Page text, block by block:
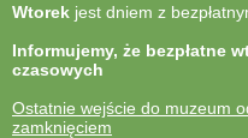
Wtorek jest dniem z
Informujemy, że bezpłatne
czasowych
Ostatnie wejście do muzeum
zamknięciem